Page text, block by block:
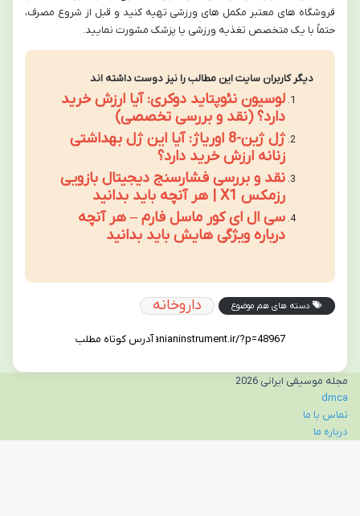
فروشگاه های معتبر مکمل های ورزشی تهیه کنید و قبل از شروع مصرف،
حتماً با یک متخصص تغذیه ورزشی یا پزشک مشورت نمایید.
دیگر کاربران سایت این مطالب را نیز دوست داشته اند
لوسیون نئوپتاید دوکری: آیا ارزش خرید
دارد؟ (نقد و بررسی تخصصی)
ژل ژین-8 اوریاژ: آیا این ژل بهداشتی
زنانه ارزش خرید دارد؟
نقد و بررسی فشارسنج دیجیتال بازویی
رزمکس X1 | هر آنچه باید بدانید
سی ال ای کور ماسل فارم – هر آنچه
درباره ویژگی هایش باید بدانید
دسته های هم موضوع داروخانه
آدرس کوتاه مطلب
مجله موسیقی ایرانی 2026
dmca
تماس با ما
درباره ما